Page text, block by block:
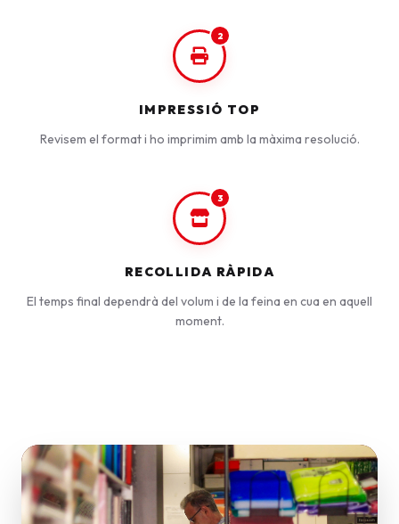
2
IMPRESSIÓ TOP
Revisem el format i ho imprimim amb la màxima resolució.
3
RECOLLIDA RÀPIDA
El temps final dependrà del volum i de la feina en cua en aquell
moment.